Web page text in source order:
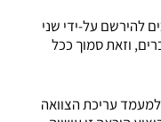
להירשם על-ידי שני
וזאת סמוך ככל
עריכת הצוואה